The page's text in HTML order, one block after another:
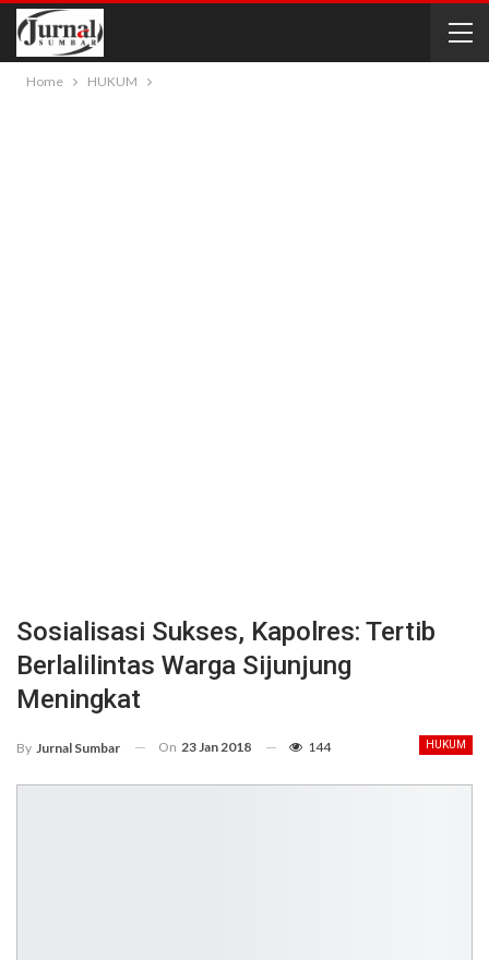
Home HUKUM
Sosialisasi Sukses, Kapolres: Tertib
Berlalilintas Warga Sijunjung
Meningkat
HUKUM
By Jurnal Sumbar On 23 Jan 2018 144